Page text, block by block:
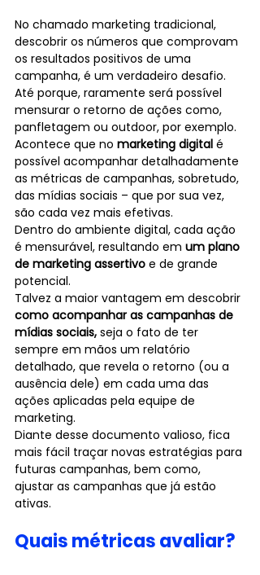
No chamado marketing tradicional,
descobrir os números que comprovam
os resultados positivos de uma
campanha, é um verdadeiro desafio.
Até porque, raramente será possível
mensurar o retorno de ações como,
panfletagem ou outdoor, por exemplo.
Acontece que no marketing digital é
possível acompanhar detalhadamente
as métricas de campanhas, sobretudo,
das mídias sociais – que por sua vez,
são cada vez mais efetivas.
Dentro do ambiente digital, cada ação
é mensurável, resultando em um plano
de marketing assertivo e de grande
potencial.
Talvez a maior vantagem em descobrir
como acompanhar as campanhas de
mídias sociais, seja o fato de ter
sempre em mãos um relatório
detalhado, que revela o retorno (ou a
ausência dele) em cada uma das
ações aplicadas pela equipe de
marketing.
Diante desse documento valioso, fica
mais fácil traçar novas estratégias para
futuras campanhas, bem como,
ajustar as campanhas que já estão
ativas.
Quais métricas avaliar?